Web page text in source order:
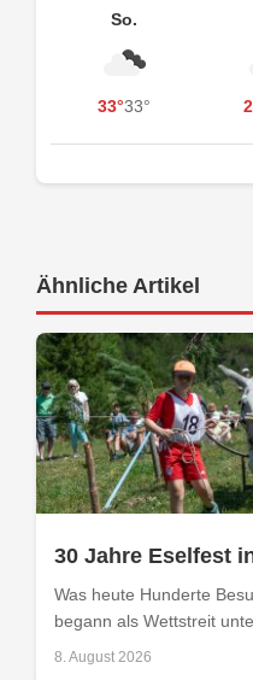
So.
33°33°
Ähnliche Artikel
30 Jahre Eselfest
Was heute Hunderte
begann als Wettstreit
8. August 2026